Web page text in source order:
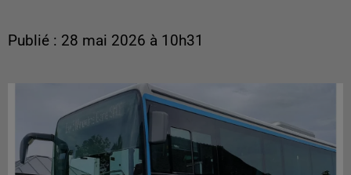
Publié : 28 mai 2026 à 10h31